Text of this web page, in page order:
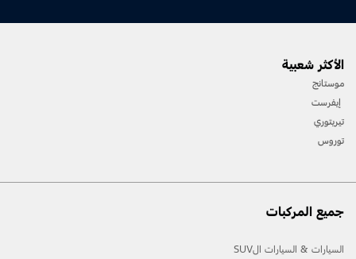
الأكثر شعبية
موستانج
إيفرست
تيريتوري
توروس
جميع المركبات
السيارات & السيارات الSUV